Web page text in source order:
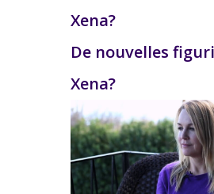
Xena?
De nouvelles
Xena?